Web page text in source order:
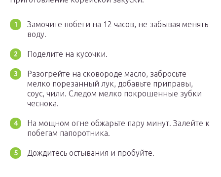
Замочите побеги на 12 часов, не забывая менять
воду.
Поделите на кусочки.
Разогрейте на сковороде масло, забросьте
мелко порезанный лук, добавьте приправы,
соус, чили. Следом мелко покрошенные зубки
чеснока.
На мощном огне обжарьте пару минут. Залейте к
побегам папоротника.
Дождитесь остывания и пробуйте.